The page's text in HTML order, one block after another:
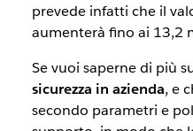
prevede infatti che il
aumenterà fino ai 13,2
Se vuoi saperne di più
sicurezza in azienda, e
secondo parametri e